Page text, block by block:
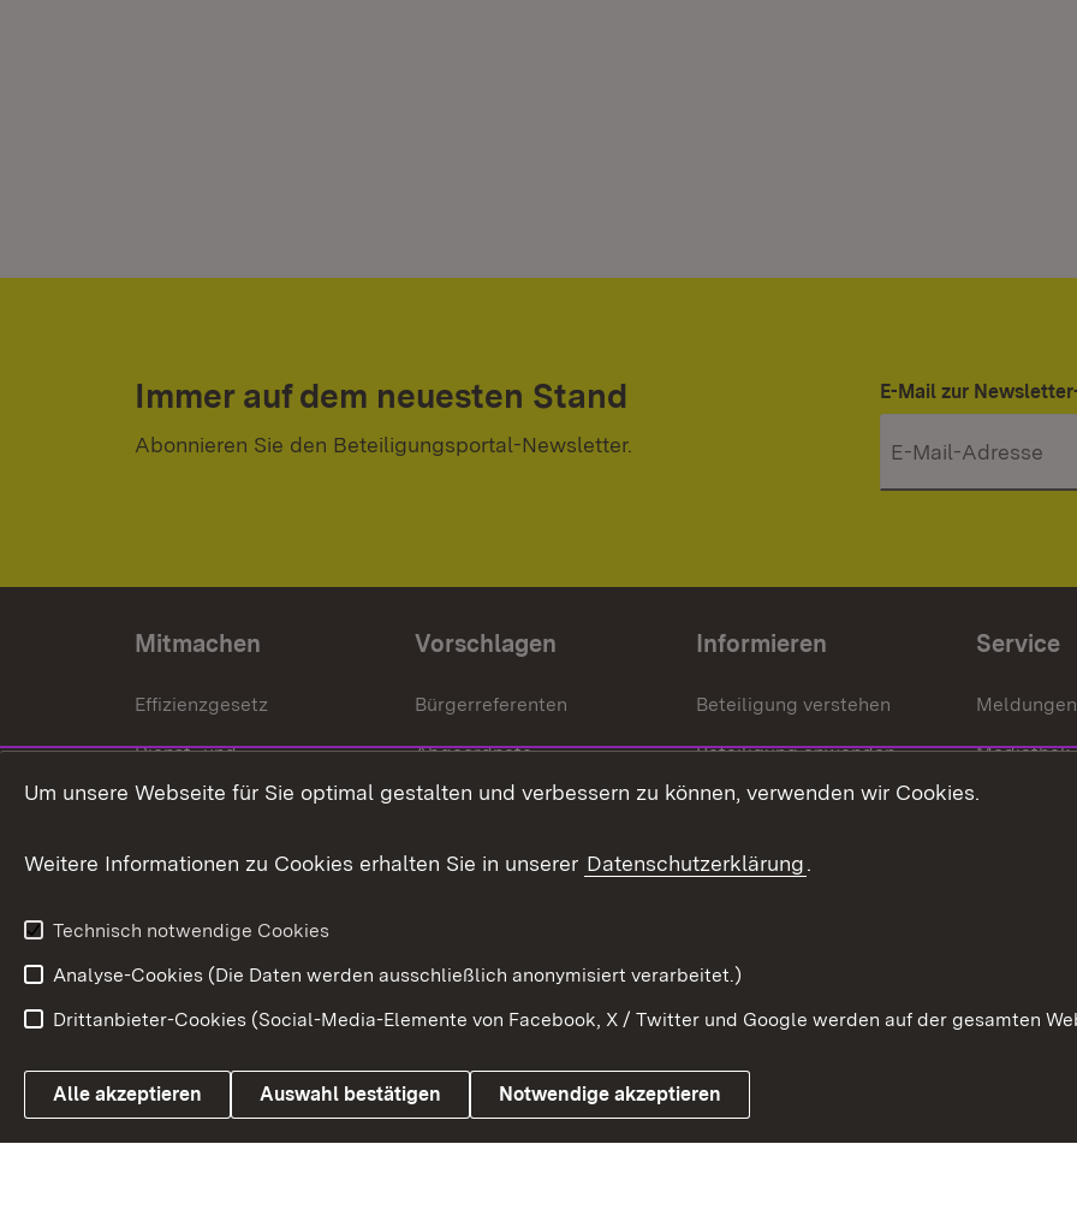
Immer auf dem neuesten Stand
Abonnieren Sie den Beteiligungsportal-Newsletter.
E-Mail zur
Mitmachen
Effizienzgesetz
Dienst- und
Versorgungsbezüge
Weitere
Vorschlagen
Bürgerreferenten
Abgeordnete
Bürgerbeauftragte
Informieren
Beteiligung verstehen
Beteiligung anwenden
Beteiligung stärken
Service
Meldungen
Mediathek
Link zum Landesportal
Impressum Kontakt
Um unsere Webseite für Sie optimal gestalten und verbessern zu können, verwenden wir Cookies.
Weitere Informationen zu Cookies erhalten Sie in unserer Datenschutzerklärung.
Technisch notwendige Cookies
Analyse-Cookies (Die Daten werden ausschließlich anonymisiert verarbeitet.)
Drittanbieter-Cookies (Social-Media-Elemente von Facebook, X / Twitter und Google werden auf der gesamten
Alle akzeptieren Auswahl bestätigen Notwendige akzeptieren